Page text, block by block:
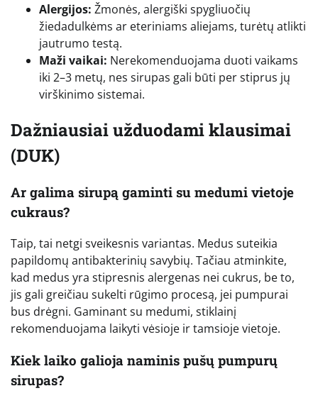
Alergijos: Žmonės, alergiški spygliuočių
žiedadulkėms ar eteriniams aliejams, turėtų atlikti
jautrumo testą.
Maži vaikai: Nerekomenduojama duoti vaikams
iki 2–3 metų, nes sirupas gali būti per stiprus jų
virškinimo sistemai.
Dažniausiai užduodami klausimai
(DUK)
Ar galima sirupą gaminti su medumi vietoje
cukraus?
Taip, tai netgi sveikesnis variantas. Medus suteikia
papildomų antibakterinių savybių. Tačiau atminkite,
kad medus yra stipresnis alergenas nei cukrus, be to,
jis gali greičiau sukelti rūgimo procesą, jei pumpurai
bus drėgni. Gaminant su medumi, stiklainį
rekomenduojama laikyti vėsioje ir tamsioje vietoje.
Kiek laiko galioja naminis pušų pumpurų
sirupas?